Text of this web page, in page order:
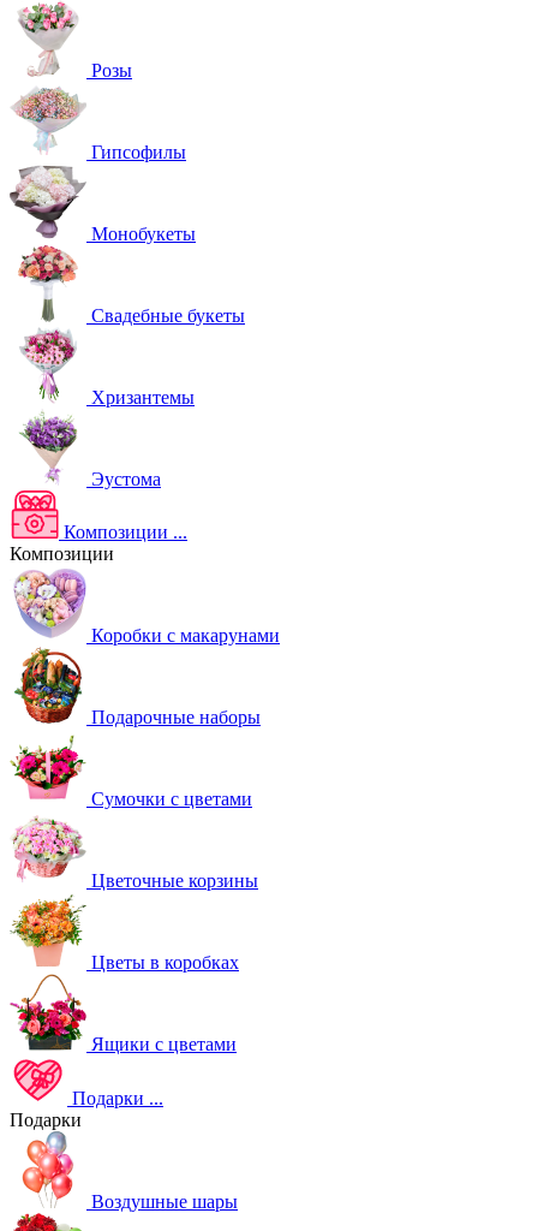
Розы
Гипсофилы
Монобукеты
Свадебные букеты
Хризантемы
Эустома
Композиции ...
Композиции
Коробки с макарунами
Подарочные наборы
Сумочки с цветами
Цветочные корзины
Цветы в коробках
Ящики с цветами
Подарки ...
Подарки
Воздушные шары